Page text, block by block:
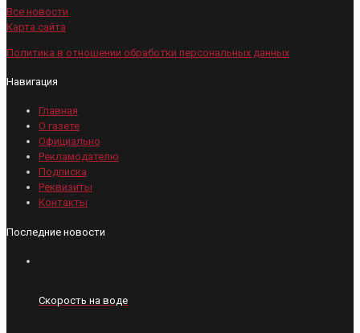
Все новости
Карта сайта
Политика в отношении обработки персональных данных
Навигация
Главная
О газете
Официально
Рекламодателю
Подписка
Реквизиты
Контакты
Последние новости
Скорость на воде